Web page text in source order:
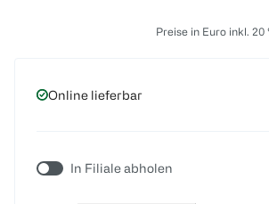
Preise in Euro inkl. 20
Online lieferbar
In Filiale abholen